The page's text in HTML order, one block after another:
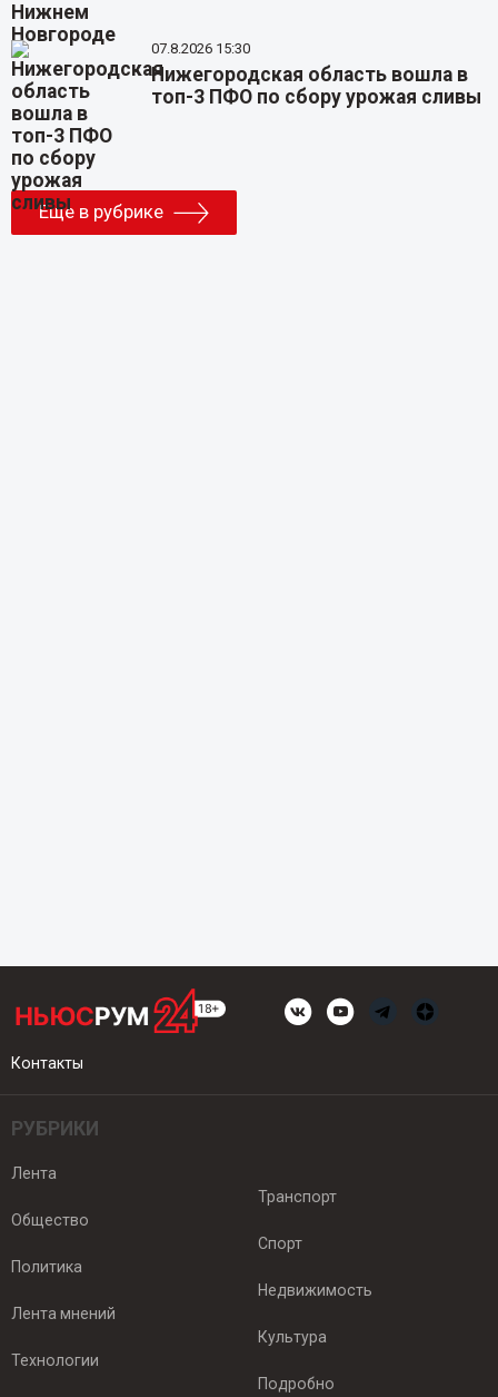
07.8.2026 15:30
Нижегородская область вошла в
топ-3 ПФО по сбору урожая сливы
Еще в рубрике
Контакты
РУБРИКИ
Лента
Общество
Политика
Лента мнений
Технологии
Транспорт
Спорт
Недвижимость
Культура
Подробно